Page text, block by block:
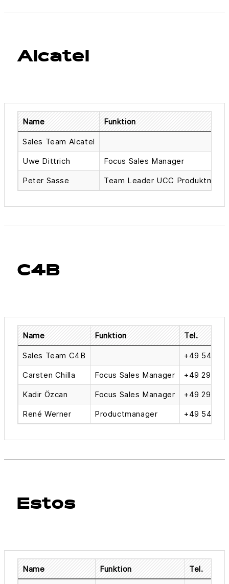
Alcatel
Name Funktion
Sales Team Alcatel
Uwe Dittrich
Focus Sales Manager
Peter Sasse
Team Leader UCC
C4B
Name Funktion Tel.
Sales Team C4B
+49 541
Carsten Chilla
Focus Sales Manager
+49 2921
Kadir Özcan
Focus Sales Manager
+49 2921
René Werner
Productmanager +49 541
Estos
Name Funktion Tel.